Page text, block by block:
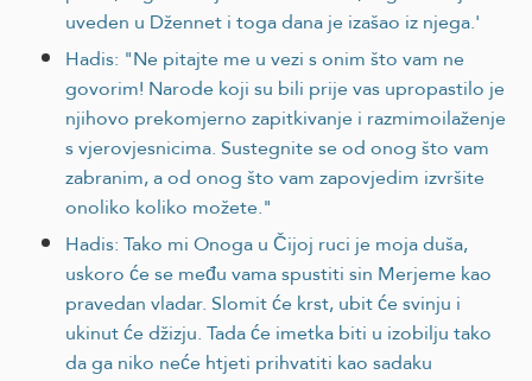
uveden u Džennet i toga dana je izašao iz njega.'
Hadis: "Ne pitajte me u vezi s onim što vam ne
govorim! Narode koji su bili prije vas upropastilo je
njihovo prekomjerno zapitkivanje i razmimoilaženje
s vjerovjesnicima. Sustegnite se od onog što vam
zabranim, a od onog što vam zapovjedim izvršite
onoliko koliko možete."
Hadis: Tako mi Onoga u Čijoj ruci je moja duša,
uskoro će se među vama spustiti sin Merjeme kao
pravedan vladar. Slomit će krst, ubit će svinju i
ukinut će džizju. Tada će imetka biti u izobilju tako
da ga niko neće htjeti prihvatiti kao sadaku